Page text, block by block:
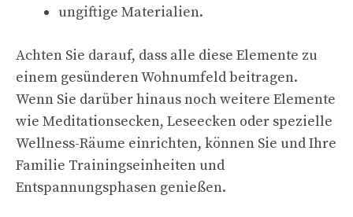
ungiftige Materialien.
Achten Sie darauf, dass alle diese Elemente zu
einem gesünderen Wohnumfeld beitragen.
Wenn Sie darüber hinaus noch weitere Elemente
wie Meditationsecken, Leseecken oder spezielle
Wellness-Räume einrichten, können Sie und Ihre
Familie Trainingseinheiten und
Entspannungsphasen genießen.